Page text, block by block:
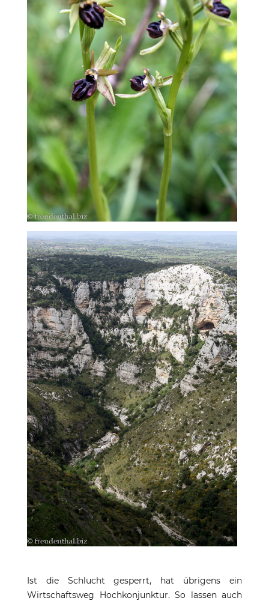
Ist die Schlucht gesperrt, hat übrigens ein
Wirtschaftsweg Hochkonjunktur. So lassen auch